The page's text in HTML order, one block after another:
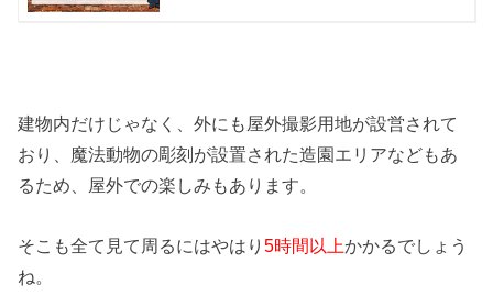
建物内だけじゃなく、外にも屋外撮影用地が設営されて
おり、魔法動物の彫刻が設置された造園エリアなどもあ
るため、屋外での楽しみもあります。
そこも全て見て周るにはやはり 5時間以上かかるでしょう
ね。